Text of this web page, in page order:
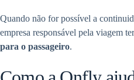
Quando não for possível a
empresa responsável pela viagem
para o passageiro.